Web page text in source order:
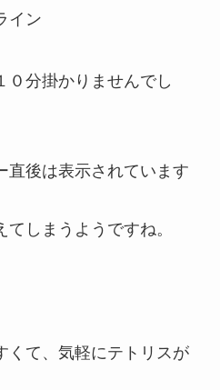
ン
０分掛かりませんでし
直後は表示されています
しまうようですね。
くて、気軽にテトリスが